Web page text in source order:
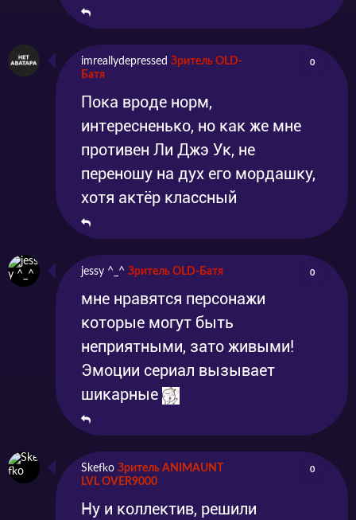
imreallydepressed Зритель OLD-
Батя
0
Пока вроде норм,
интересненько, но как же мне
противен Ли Джэ Ук, не
переношу на дух его мордашку,
хотя актёр классный
jessy ^_^ Зритель OLD-Батя 0
мне нравятся персонажи
которые могут быть
неприятными, зато живыми!
Эмоции сериал вызывает
шикарные
Skefko Зритель ANIMAUNT
LVL OVER9000
0
Ну и коллектив, решили